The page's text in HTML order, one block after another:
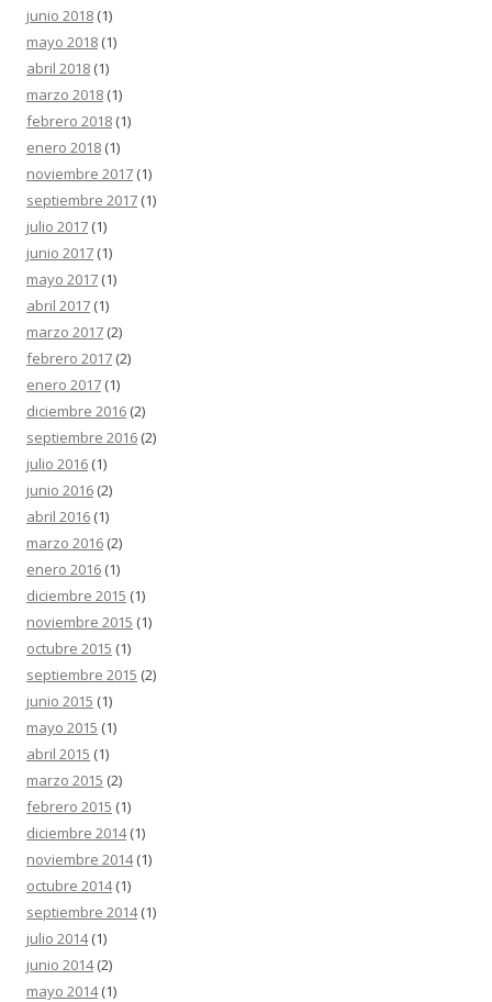
junio 2018 (1)
mayo 2018 (1)
abril 2018 (1)
marzo 2018 (1)
febrero 2018 (1)
enero 2018 (1)
noviembre 2017 (1)
septiembre 2017 (1)
julio 2017 (1)
junio 2017 (1)
mayo 2017 (1)
abril 2017 (1)
marzo 2017 (2)
febrero 2017 (2)
enero 2017 (1)
diciembre 2016 (2)
septiembre 2016 (2)
julio 2016 (1)
junio 2016 (2)
abril 2016 (1)
marzo 2016 (2)
enero 2016 (1)
diciembre 2015 (1)
noviembre 2015 (1)
octubre 2015 (1)
septiembre 2015 (2)
junio 2015 (1)
mayo 2015 (1)
abril 2015 (1)
marzo 2015 (2)
febrero 2015 (1)
diciembre 2014(1)
noviembre 2014(1)
octubre 2014(1)
septiembre 2014(1)
julio 2014(1)
junio 2014(2)
mayo 2014(1)